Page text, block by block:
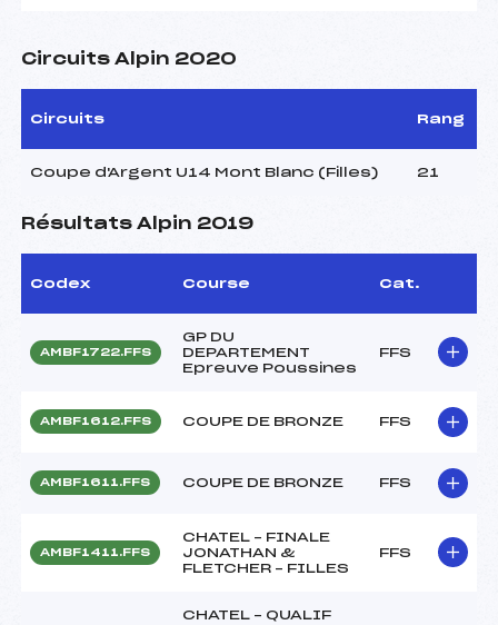
Circuits Alpin 2020
Circuits Rang
Coupe d'Argent U14 Mont Blanc (Filles) 21
Résultats Alpin 2019
Codex Course Cat.
AMBF1722.FFS
GP DU
DEPARTEMENT
Epreuve Poussines
FFS
AMBF1612.FFS COUPE DE BRONZE FFS
AMBF1611.FFS COUPE DE BRONZE FFS
AMBF1411.FFS
CHATEL – FINALE
JONATHAN &
FLETCHER – FILLES
FFS
CHATEL – QUALIF